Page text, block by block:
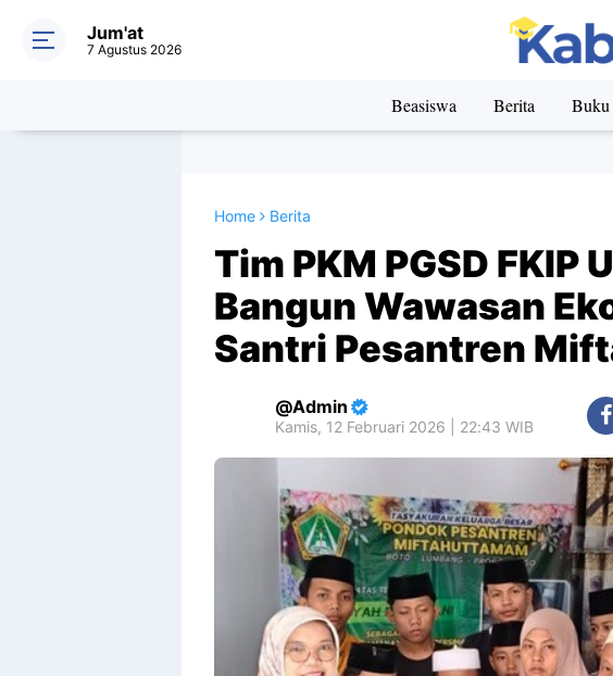
Jum'at
7 Agustus 2026
Beasiswa Berita Buku
Home Berita
Tim PKM PGSD FKIP
Bangun Wawasan
Santri Pesantren
Admin
Kamis, 12 Februari 2026 | 22:43 WIB